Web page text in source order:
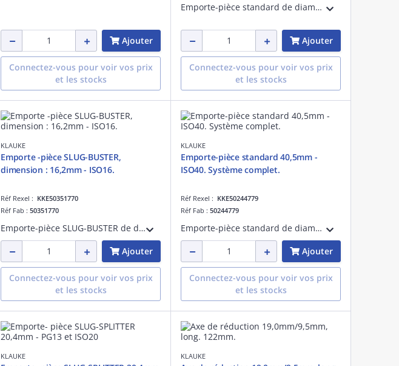
Ajouter
Connectez-vous pour voir vos prix
et les stocks
Emporte-pièce standard de diamètre 28,3mm,PG21. Système comprenant un axe de 9,5mm avec butée à billes, le poinçon et la matrice de diamètre 28,3mm pour une utilisation manuelle ou hydraulique
Ajouter
Connectez-vous pour voir vos prix
et les stocks
KLAUKE
Emporte -pièce SLUG-BUSTER,
dimension : 16,2mm - ISO16.
Réf Rexel : KKE50351770
Réf Fab : 50351770
Emporte-pièce SLUG-BUSTER de diamètre 16,2mm - ISO16. Système comprenant un axe avec butée à billes, le poinçon et la matrice de diamètre 16,2mm pour une utilisation manuelle ou hydraulique
Ajouter
Connectez-vous pour voir vos prix
et les stocks
KLAUKE
Emporte-pièce standard 40,5mm -
ISO40. Système complet.
Réf Rexel : KKE50244779
Réf Fab : 50244779
Emporte-pièce standard de diamètre 40,5mm, ISO40. Système comprenant un axe de 19,0mm avec butée à billes, le poinçon et la matrice de diamètre 40,5mm pour une utilisation manuelle ou hydraulique
Ajouter
Connectez-vous pour voir vos prix
et les stocks
KLAUKE KLAUKE